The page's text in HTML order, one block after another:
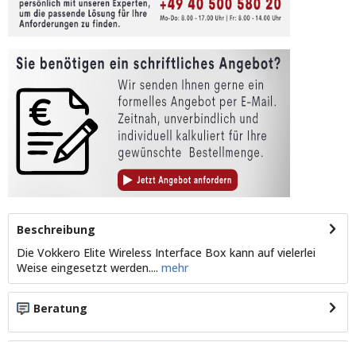
Beschreibung
Die Vokkero Elite Wireless Interface Box kann auf vielerlei
Weise eingesetzt werden.... mehr
Beratung